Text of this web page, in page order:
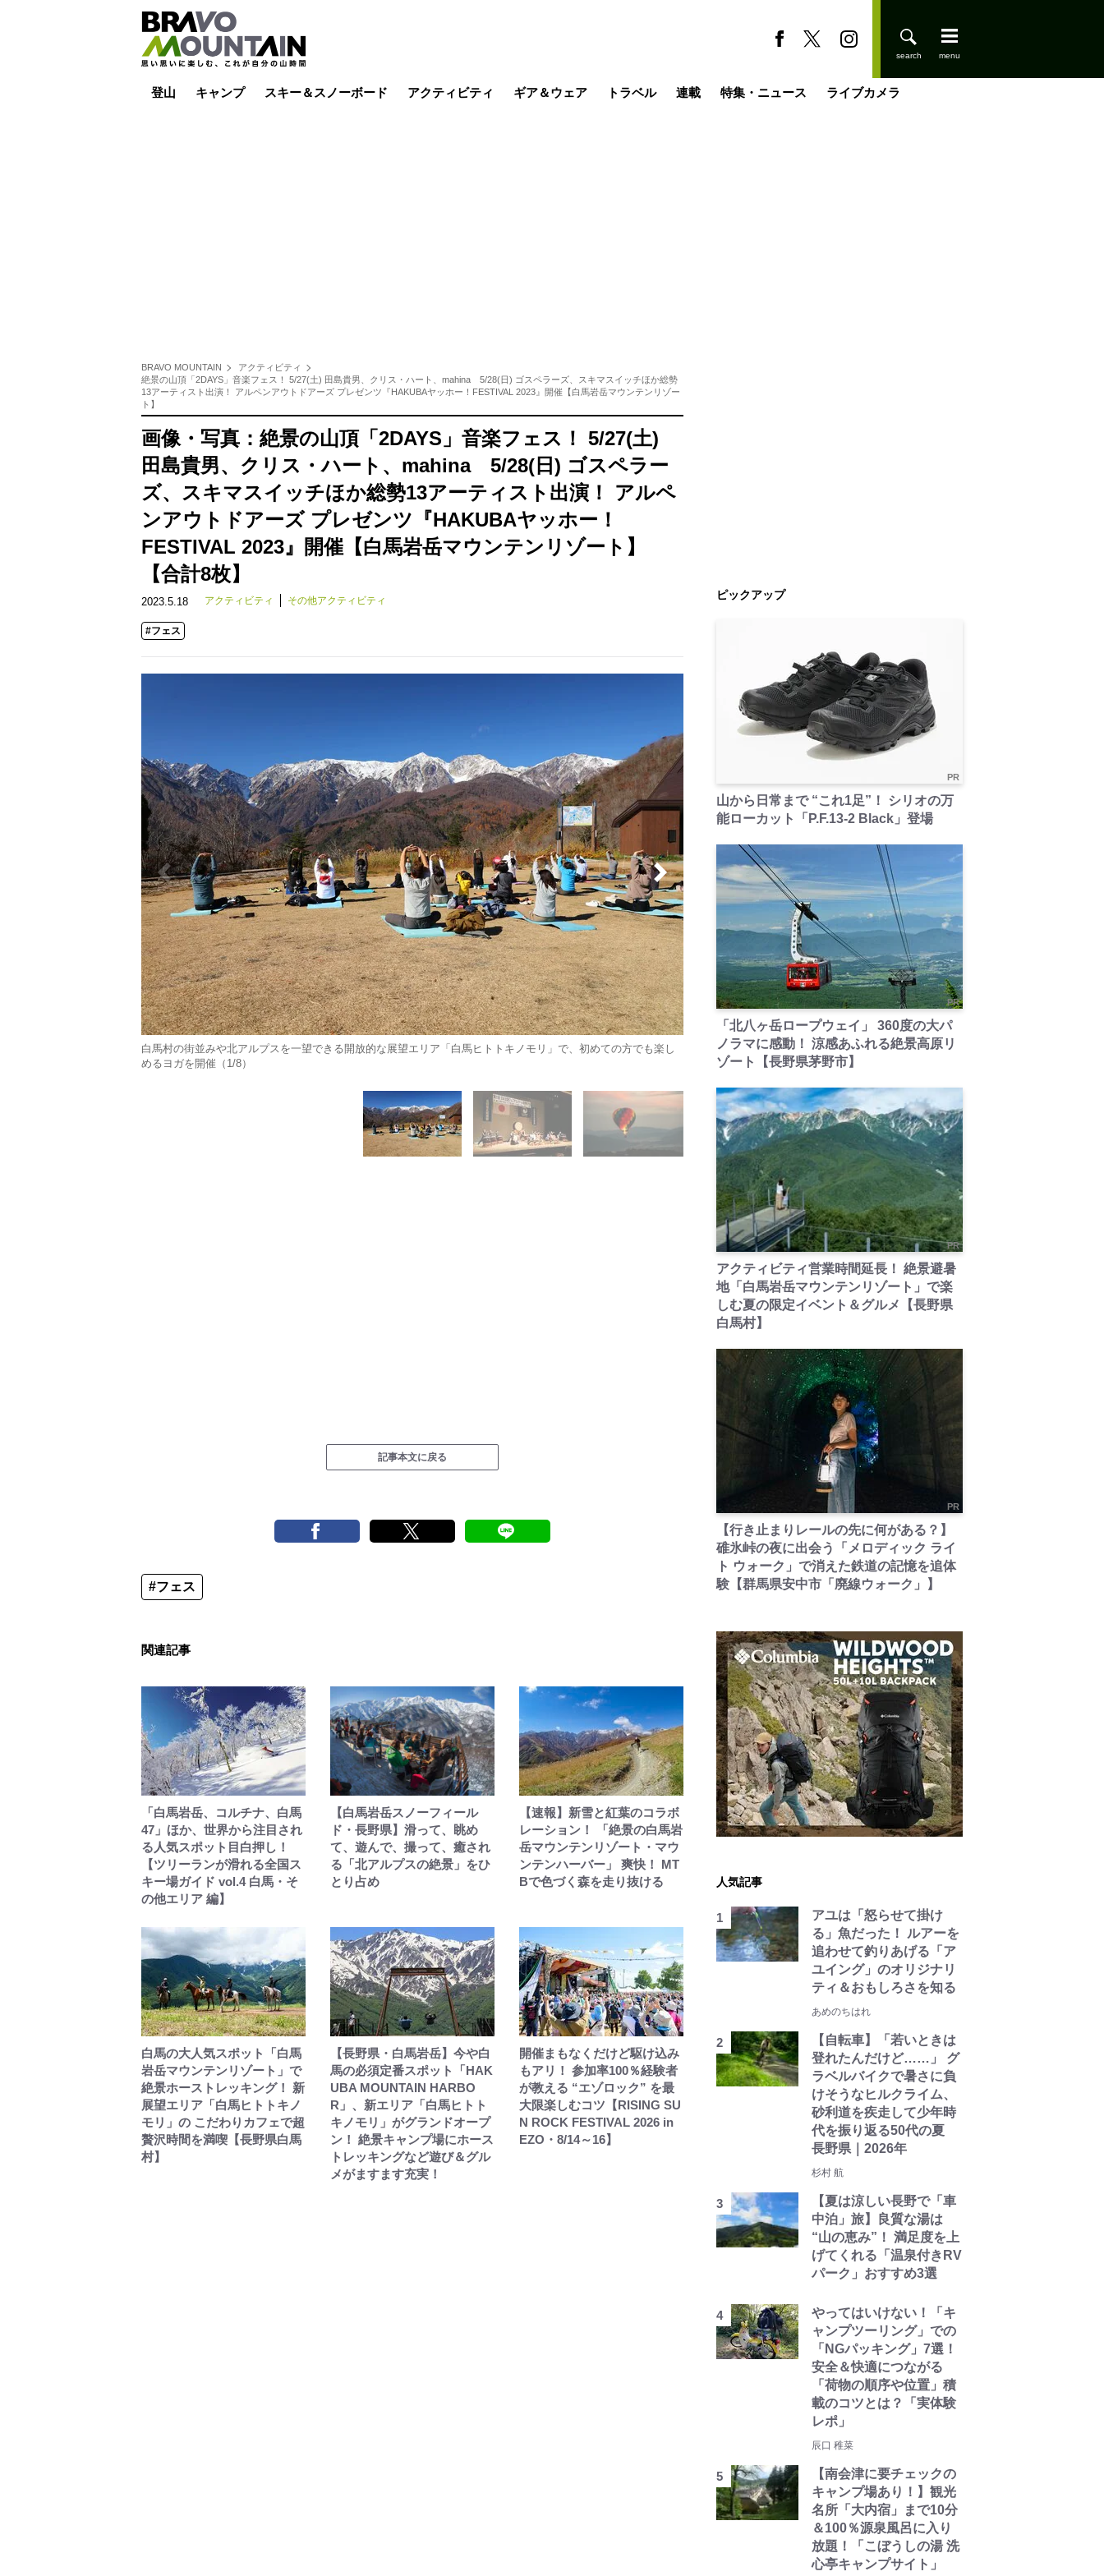
登山 キャンプ スキー＆スノーボード アクティビティ ギア＆ウェア トラベル 連載 特集・ニュース ライブカメラ
BRAVO MOUNTAIN
アクティビティ
絶景の山頂「2DAYS」音楽フェス！ 5/27(土) 田島貴男、クリス・ハート、mahina 5/28(日) ゴスペラーズ、スキマスイッチほか総勢
13アーティスト出演！ アルペンアウトドアーズ プレゼンツ『HAKUBAヤッホー！FESTIVAL 2023』開催【白馬岩岳マウンテンリゾー
ト】
画像・写真：絶景の山頂「2DAYS」音楽フェス！ 5/27(土)
田島貴男、クリス・ハート、mahina 5/28(日) ゴスペラー
ズ、スキマスイッチほか総勢13アーティスト出演！ アルペ
ンアウトドアーズ プレゼンツ『HAKUBAヤッホー！
FESTIVAL 2023』開催【白馬岩岳マウンテンリゾート】
【合計8枚】
2023.5.18 アクティビティ その他アクティビティ
#フェス
白馬村の街並みや北アルプスを一望できる開放的な展望エリア「白馬ヒトトキノモリ」で、初めての方でも楽し
めるヨガを開催（1/8）
記事本文に戻る
#フェス
関連記事
「白馬岩岳、コルチナ、白馬
47」ほか、世界から注目され
る人気スポット目白押し！
【ツリーランが滑れる全国ス
キー場ガイド vol.4 白馬・そ
の他エリア 編】
【白馬岩岳スノーフィール
ド・長野県】滑って、眺め
て、遊んで、撮って、癒され
る「北アルプスの絶景」をひ
とり占め
【速報】新雪と紅葉のコラボ
レーション！ 「絶景の白馬岩
岳マウンテンリゾート・マウ
ンテンハーバー」 爽快！ MT
Bで色づく森を走り抜ける
白馬の大人気スポット「白馬
岩岳マウンテンリゾート」で
絶景ホーストレッキング！ 新
展望エリア「白馬ヒトトキノ
モリ」の こだわりカフェで超
贅沢時間を満喫【長野県白馬
村】
【長野県・白馬岩岳】今や白
馬の必須定番スポット「HAK
UBA MOUNTAIN HARBO
R」、新エリア「白馬ヒトト
キノモリ」がグランドオープ
ン！ 絶景キャンプ場にホース
トレッキングなど遊び＆グル
メがますます充実！
開催まもなくだけど駆け込み
もアリ！ 参加率100％経験者
が教える “エゾロック” を最
大限楽しむコツ【RISING SU
N ROCK FESTIVAL 2026 in
EZO・8/14～16】
ピックアップ
PR
山から日常まで “これ1足”！ シリオの万
能ローカット「P.F.13-2 Black」登場
PR
「北八ヶ岳ロープウェイ」 360度の大パ
ノラマに感動！ 涼感あふれる絶景高原リ
ゾート【長野県茅野市】
PR
アクティビティ営業時間延長！ 絶景避暑
地「白馬岩岳マウンテンリゾート」で楽
しむ夏の限定イベント＆グルメ【長野県
白馬村】
PR
【行き止まりレールの先に何がある？】
碓氷峠の夜に出会う「メロディック ライ
ト ウォーク」で消えた鉄道の記憶を追体
験【群馬県安中市「廃線ウォーク」】
人気記事
アユは「怒らせて掛け
る」魚だった！ ルアーを
追わせて釣りあげる「ア
ユイング」のオリジナリ
ティ＆おもしろさを知る
あめのちはれ
【自転車】「若いときは
登れたんだけど……」 グ
ラベルバイクで暑さに負
けそうなヒルクライム、
砂利道を疾走して少年時
代を振り返る50代の夏
長野県｜2026年
杉村 航
【夏は涼しい長野で「車
中泊」旅】良質な湯は
“山の恵み”！ 満足度を上
げてくれる「温泉付きRV
パーク」おすすめ3選
やってはいけない！「キ
ャンプツーリング」での
「NGパッキング」7選！
安全＆快適につながる
「荷物の順序や位置」積
載のコツとは？「実体験
レポ」
辰口 稚菜
【南会津に要チェックの
キャンプ場あり！】観光
名所「大内宿」まで10分
＆100％源泉風呂に入り
放題！「こぼうしの湯 洗
心亭キャンプサイト」